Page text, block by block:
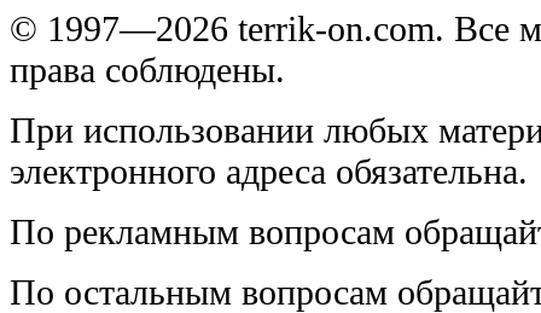
© 1997—2026 terrik-on.com. Все
права соблюдены.
При использовании любых
электронного адреса обязательна.
По рекламным вопросам
По остальным вопросам